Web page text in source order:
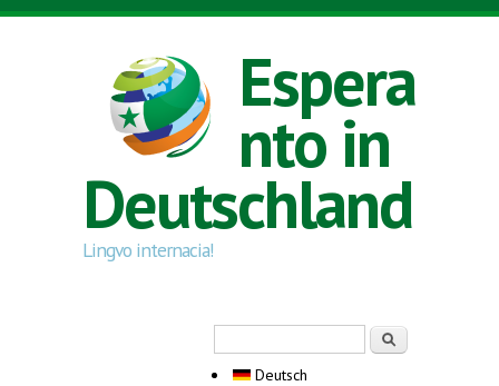
Direkt zum Inhalt
Espera
nto in
Deutschland
Lingvo internacia!
Deutsch